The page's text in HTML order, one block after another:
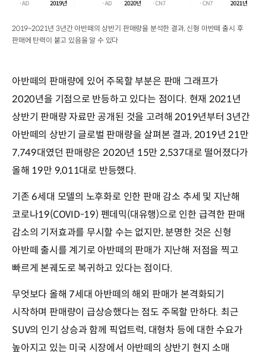
2019~2021년 3년간 아반떼의 상반기 판매량을 분석한 결과, 신형 아반떼 출시 후
판매에 탄력이 붙고 있음을 알 수 있다
아반떼의 판매량에 있어 주목할 부분은 판매 그래프가
2020년을 기점으로 반등하고 있다는 점이다. 현재 2021년
상반기 판매량 자료만 공개된 것을 고려해 2019년부터 3년간
아반떼의 상반기 글로벌 판매량을 살펴본 결과, 2019년 21만
7,749대였던 판매량은 2020년 15만 2,537대로 떨어졌다가
올해 19만 9,011대로 반등했다.
기존 6세대 모델의 노후화로 인한 판매 감소 추세 및 지난해
코로나19(COVID-19) 펜데믹(대유행)으로 인한 급격한 판매
감소의 기저효과를 무시할 수는 없지만, 분명한 것은 신형
아반떼 출시를 계기로 아반떼의 판매가 지난해 저점을 찍고
빠르게 본궤도로 복귀하고 있다는 점이다.
무엇보다 올해 7세대 아반떼의 해외 판매가 본격화되기
시작하며 판매량이 급상승했다는 점도 주목할 만하다. 최근
SUV의 인기 상승과 함께 픽업트럭, 대형차 등에 대한 수요가
높아지고 있는 미국 시장에서 아반떼의 상반기 현지 소매